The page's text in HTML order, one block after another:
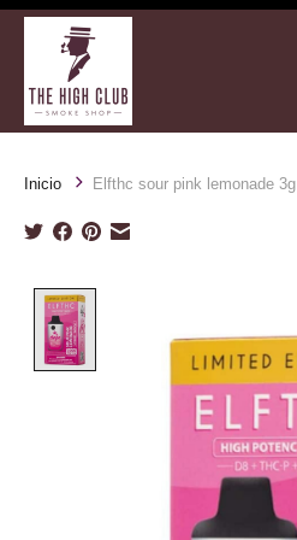
Inicio Elfthc sour pink lemonade 3g